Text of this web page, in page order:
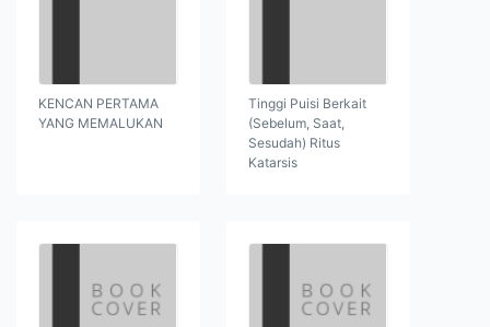
KENCAN PERTAMA
YANG MEMALUKAN
Tinggi Puisi Berkait
(Sebelum, Saat,
Sesudah) Ritus
Katarsis